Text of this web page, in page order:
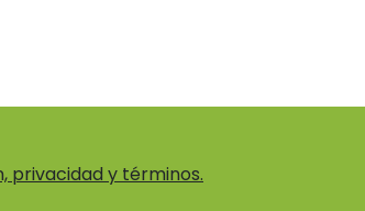
privacidad y términos.